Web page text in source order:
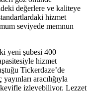
değerlere ve kaliteye
hizmet
seviyede memnun
yeni şubesi 400
hizmet
Tickerdaze’de
aracılığıyla
izleyebiliyor. Lezzet